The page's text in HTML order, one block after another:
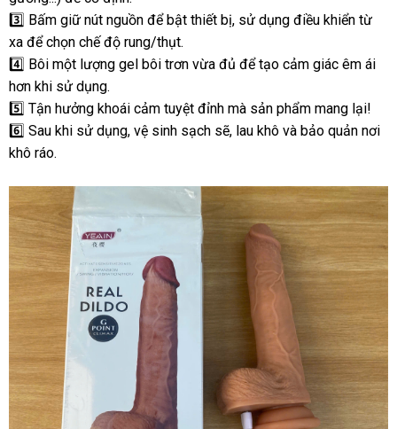
3️⃣ Bấm giữ nút nguồn để bật thiết bị, sử dụng điều khiển từ
xa để chọn chế độ rung/thụt.
4️⃣ Bôi một lượng gel bôi trơn vừa đủ để tạo cảm giác êm ái
hơn khi sử dụng.
5️⃣ Tận hưởng khoái cảm tuyệt đỉnh mà sản phẩm mang lại!
6️⃣ Sau khi sử dụng, vệ sinh sạch sẽ, lau khô và bảo quản nơi
khô ráo.